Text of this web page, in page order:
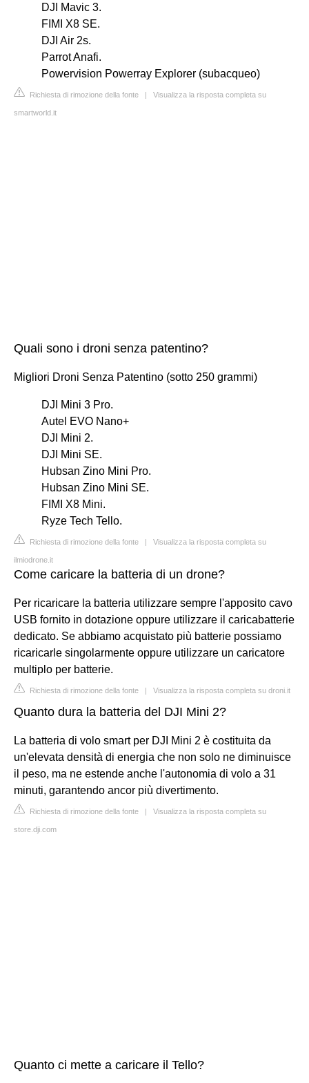
DJI Mavic 3.
FIMI X8 SE.
DJI Air 2s.
Parrot Anafi.
Powervision Powerray Explorer (subacqueo)
Richiesta di rimozione della fonte | Visualizza la risposta completa su
smartworld.it
Quali sono i droni senza patentino?
Migliori Droni Senza Patentino (sotto 250 grammi)
DJI Mini 3 Pro.
Autel EVO Nano+
DJI Mini 2.
DJI Mini SE.
Hubsan Zino Mini Pro.
Hubsan Zino Mini SE.
FIMI X8 Mini.
Ryze Tech Tello.
Richiesta di rimozione della fonte | Visualizza la risposta completa su
ilmiodrone.it
Come caricare la batteria di un drone?
Per ricaricare la batteria utilizzare sempre l'apposito cavo
USB fornito in dotazione oppure utilizzare il caricabatterie
dedicato. Se abbiamo acquistato più batterie possiamo
ricaricarle singolarmente oppure utilizzare un caricatore
multiplo per batterie.
Richiesta di rimozione della fonte | Visualizza la risposta completa su droni.it
Quanto dura la batteria del DJI Mini 2?
La batteria di volo smart per DJI Mini 2 è costituita da
un'elevata densità di energia che non solo ne diminuisce
il peso, ma ne estende anche l'autonomia di volo a 31
minuti, garantendo ancor più divertimento.
Richiesta di rimozione della fonte | Visualizza la risposta completa su
store.dji.com
Quanto ci mette a caricare il Tello?